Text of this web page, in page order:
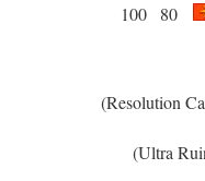
80
100